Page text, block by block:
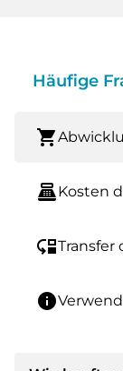
Häufige
shopping_cart
point_of_saleKosten
move_downTransfer
info